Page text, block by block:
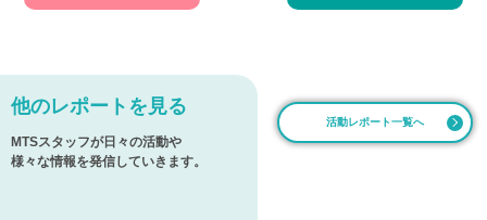
他のレポートを見る
MTSスタッフが日々の活動や
様々な情報を発信していきます。
活動レポート一覧へ